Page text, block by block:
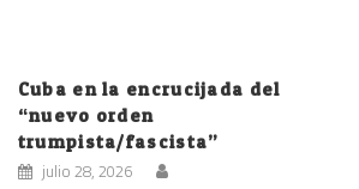
Cuba en la encrucijada del
“nuevo orden
trumpista/fascista”
julio 28, 2026